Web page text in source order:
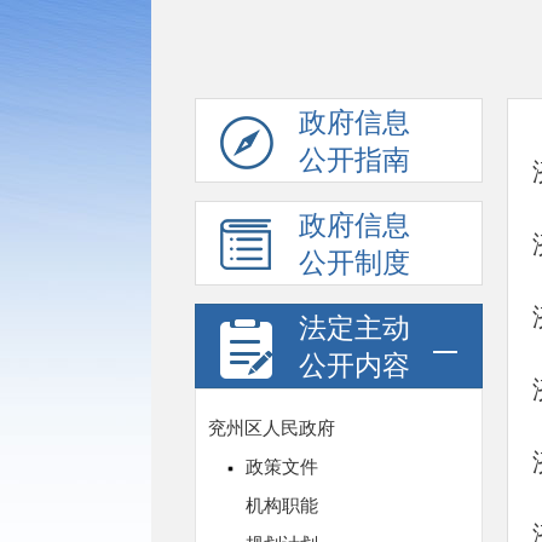
政府信息
公开指南
政府信息
公开制度
法定主动
公开内容